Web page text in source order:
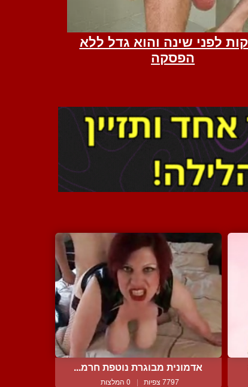
אדמונית מבוגרת נוטפת חרמ...
7797 צפיות | 0 המלצות